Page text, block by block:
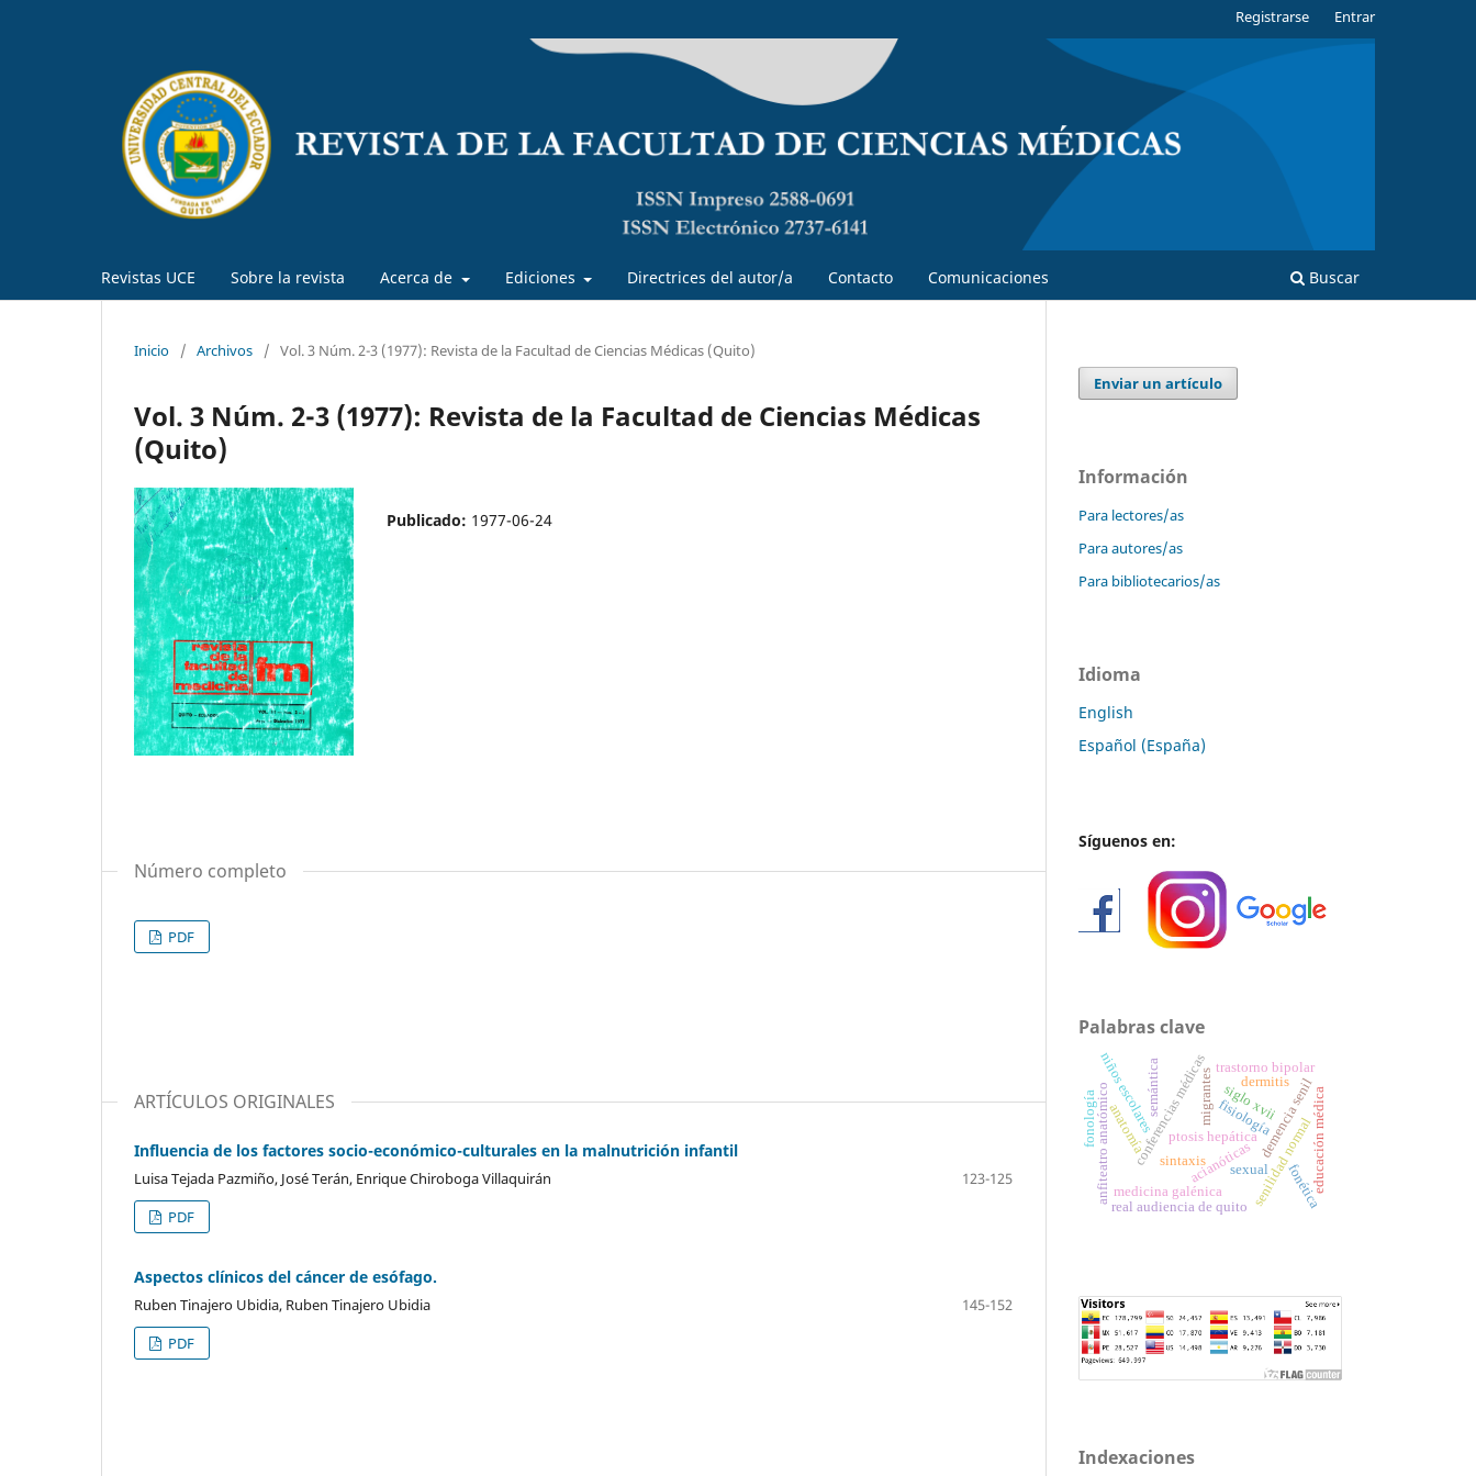
Revistas UCE Sobre la revista Acerca de Ediciones Directrices del autor/a Contacto Comunicaciones Buscar
Registrarse Entrar
Inicio / Archivos / Vol. 3 Núm. 2-3 (1977): Revista de la Facultad de Ciencias Médicas (Quito)
Vol. 3 Núm. 2-3 (1977): Revista de la Facultad de Ciencias Médicas
(Quito)
Publicado: 1977-06-24
Número completo
PDF
ARTÍCULOS ORIGINALES
Influencia de los factores socio-económico-culturales en la malnutrición infantil
Luisa Tejada Pazmiño, José Terán, Enrique Chiroboga Villaquirán
123-125
PDF
Aspectos clínicos del cáncer de esófago.
Ruben Tinajero Ubidia, Ruben Tinajero Ubidia
145-152
PDF
Enviar un artículo
Información
Para lectores/as
Para autores/as
Para bibliotecarios/as
Idioma
English
Español (España)
Síguenos en:
Palabras clave
ptosis hepática
conferencias médicas
anatomía fisiologíademencia senil
senilidad normal
anfiteatro anatómico acianóticas
medicina galénica educación médica
siglo xvii
real audiencia de quito
trastorno bipolar
niños escolares
sintaxis
semántica
fonética
fonología
sexual
migrantes dermitis
Indexaciones